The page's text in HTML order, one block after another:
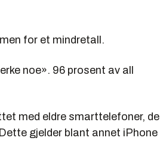
for et mindretall.
noe». 96 prosent av all
med eldre smarttelefoner, de
gjelder blant annet iPhone